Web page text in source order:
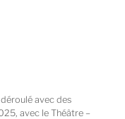
avec des
avec le Théâtre –